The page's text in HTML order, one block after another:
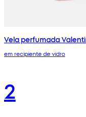
Vela perfumada
em recipiente de vidro
2